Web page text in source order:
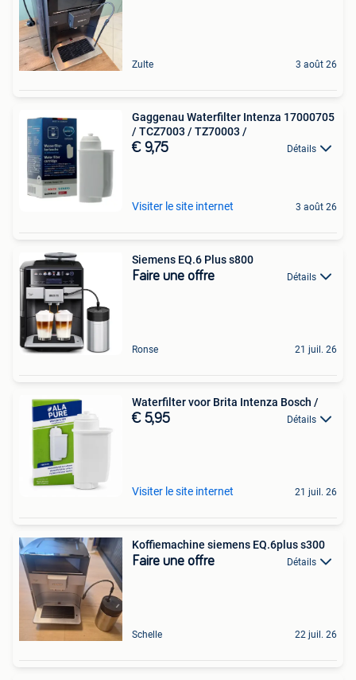
Zulte 3 août 26
Gaggenau Waterfilter Intenza 17000705
/ TCZ7003 / TZ70003 /
€ 9,75 Détails
Visiter le site internet 3 août 26
Siemens EQ.6 Plus s800
Faire une offre Détails
Ronse 21 juil. 26
Waterfilter voor Brita Intenza Bosch /
€ 5,95 Détails
Visiter le site internet 21 juil. 26
Koffiemachine siemens EQ.6plus s300
Faire une offre Détails
Schelle 22 juil. 26